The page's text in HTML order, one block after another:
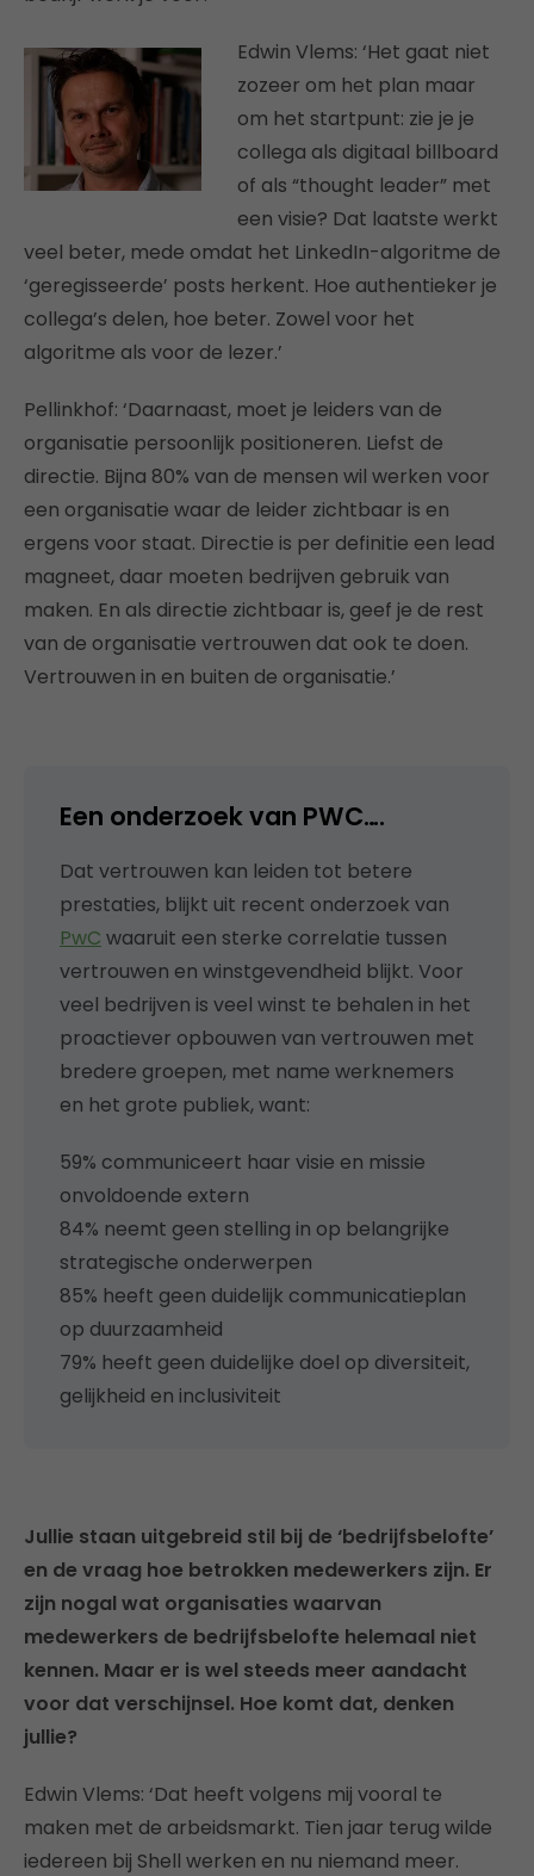
Edwin Vlems: ‘Het gaat niet
zozeer om het plan maar
om het startpunt: zie je je
collega als digitaal billboard
of als “thought leader” met
een visie? Dat laatste werkt
veel beter, mede omdat het LinkedIn-algoritme de
‘geregisseerde’ posts herkent. Hoe authentieker je
collega’s delen, hoe beter. Zowel voor het
algoritme als voor de lezer.’
Pellinkhof: ‘Daarnaast, moet je leiders van de
organisatie persoonlijk positioneren. Liefst de
directie. Bijna 80% van de mensen wil werken voor
een organisatie waar de leider zichtbaar is en
ergens voor staat. Directie is per definitie een lead
magneet, daar moeten bedrijven gebruik van
maken. En als directie zichtbaar is, geef je de rest
van de organisatie vertrouwen dat ook te doen.
Vertrouwen in en buiten de organisatie.’
Een onderzoek van PWC….
Dat vertrouwen kan leiden tot betere
prestaties, blijkt uit recent onderzoek van
PwC waaruit een sterke correlatie tussen
vertrouwen en winstgevendheid blijkt. Voor
veel bedrijven is veel winst te behalen in het
proactiever opbouwen van vertrouwen met
bredere groepen, met name werknemers
en het grote publiek, want:
59% communiceert haar visie en missie
onvoldoende extern
84% neemt geen stelling in op belangrijke
strategische onderwerpen
85% heeft geen duidelijk communicatieplan
op duurzaamheid
79% heeft geen duidelijke doel op diversiteit,
gelijkheid en inclusiviteit
Jullie staan uitgebreid stil bij de ‘bedrijfsbelofte’
en de vraag hoe betrokken medewerkers zijn. Er
zijn nogal wat organisaties waarvan
medewerkers de bedrijfsbelofte helemaal niet
kennen. Maar er is wel steeds meer aandacht
voor dat verschijnsel. Hoe komt dat, denken
jullie?
Edwin Vlems: ‘Dat heeft volgens mij vooral te
maken met de arbeidsmarkt. Tien jaar terug wilde
iedereen bij Shell werken en nu niemand meer.